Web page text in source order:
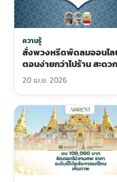
ความรู้
สั่งพวงหรีดพัดลมออนไล
ตอนง่ายกว่าไปร้าน สะดว
จริงไหม
20 เม.ย. 2026